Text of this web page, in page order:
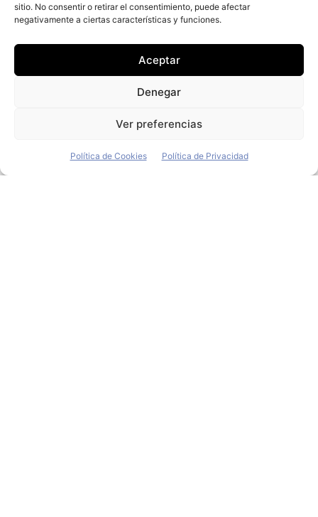
sitio. No consentir o retirar el consentimiento, puede afectar
negativamente a ciertas características y funciones.
Aceptar
Denegar
Ver preferencias
Política de Cookies Política de Privacidad
Los usuarios madrileños de
car2go han reducido las emisiones
Redacción - 20 de septiembre de 2018
Los usuarios de car2go han generado una reducción